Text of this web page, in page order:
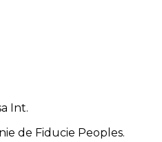
Int.
de Fiducie Peoples.